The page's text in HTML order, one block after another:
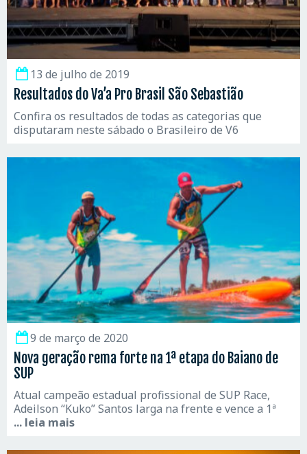
13 de julho de 2019
Resultados do Va’a Pro Brasil São Sebastião
Confira os resultados de todas as categorias que
disputaram neste sábado o Brasileiro de V6
9 de março de 2020
Nova geração rema forte na 1ª etapa do Baiano de
SUP
Atual campeão estadual profissional de SUP Race,
Adeilson “Kuko” Santos larga na frente e vence a 1ª
... leia mais